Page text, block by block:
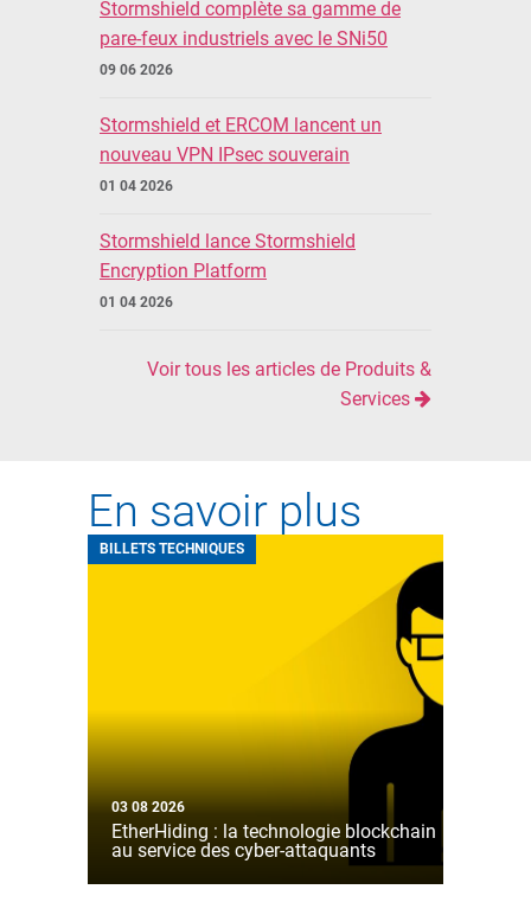
Stormshield complète sa gamme de
pare-feux industriels avec le SNi50
09 06 2026
Stormshield et ERCOM lancent un
nouveau VPN IPsec souverain
01 04 2026
Stormshield lance Stormshield
Encryption Platform
01 04 2026
Voir tous les articles de Produits &
Services
En savoir plus
BILLETS TECHNIQUES
03 08 2026
EtherHiding : la technologie blockchain
au service des cyber-attaquants